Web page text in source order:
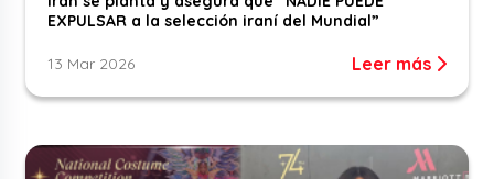
EXPULSAR a la selección iraní del Mundial”
13 Mar 2026 Leer más